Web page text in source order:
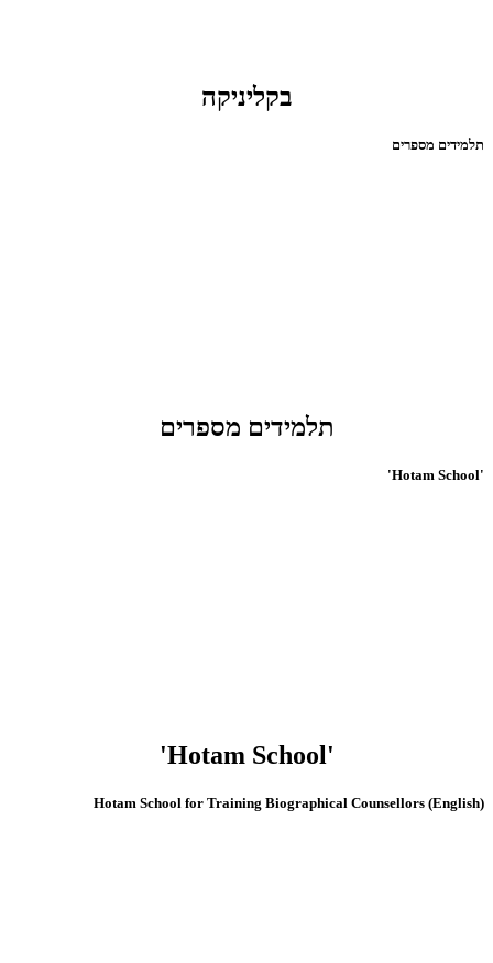
בקליניקה
תלמידים מספרים
תלמידים מספרים
'Hotam School'
'Hotam School'
(English) Hotam School for Training Biographical Counsellors